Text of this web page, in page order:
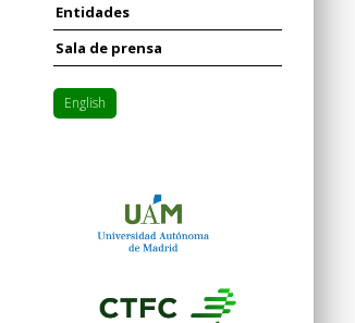
Entidades
Sala de prensa
English